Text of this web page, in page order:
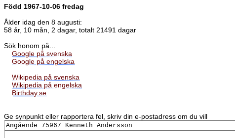
Född 1967-10-06 fredag
Ålder idag den 8 augusti:
58 år, 10 mån, 2 dagar, totalt 21491 dagar
Sök honom på...
Google på svenska
Google på engelska
Wikipedia på svenska
Wikipedia på engelska
Birthday.se
Ge synpunkt eller rapportera fel, skriv din e-postadress om du vill